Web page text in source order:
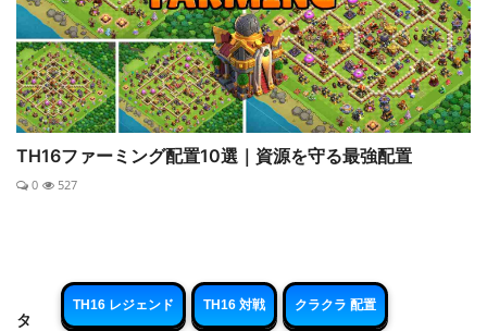
TH16ファーミング配置10選｜資源を守る最強配置
0 527
タ
TH16 レジェンド TH16 対戦 クラクラ 配置